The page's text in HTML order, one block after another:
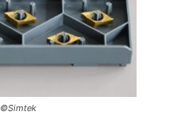
©Simtek